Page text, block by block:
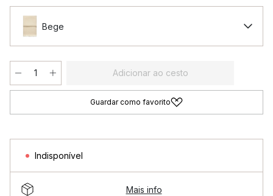
Bege
Adicionar ao cesto
Guardar como favorito
Indisponível
Mais info